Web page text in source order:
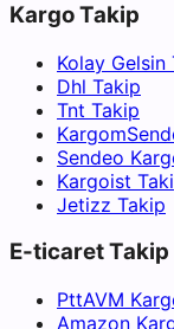
Kargo Takip
Kolay Gelsin
Dhl Takip
Tnt Takip
Sendeo
Kargoist
Jetizz Takip
E-ticaret Takip
PttAVM
Amazon